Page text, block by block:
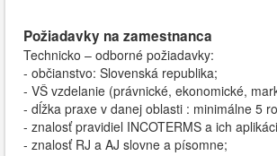
Požiadavky na zamestnanca
Technicko – odborné požiadavky:
- občianstvo: Slovenská republika;
- VŠ vzdelanie (právnické, ekonomické,
- dĺžka praxe v danej oblasti : minimálne 5
- znalosť pravidiel INCOTERMS a ich
- znalosť RJ a AJ slovne a písomne;